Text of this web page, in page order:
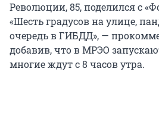
Революции, 85, поделился с
«Шесть градусов на улице,
очередь в ГИБДД», —
добавив, что в МРЭО
многие ждут с 8 часов утра.